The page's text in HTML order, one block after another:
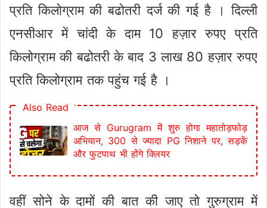
प्रति किलोग्राम की बढोतरी दर्ज की गई है । दिल्ली
एनसीआर में चांदी के दाम 10 हज़ार रुपए प्रति
किलोग्राम की बढोतरी के बाद 3 लाख 80 हज़ार रुपए
प्रति किलोग्राम तक पहुंच गई है ।
Also Read
आज से Gurugram में शुरु होगा महातोड़फोड़
अभियान, 300 से ज्यादा PG निशाने पर, सड़कें
और फुटपाथ भी होंगे क्लियर
वहीं सोने के दामों की बात की जाए तो गुरुग्राम में